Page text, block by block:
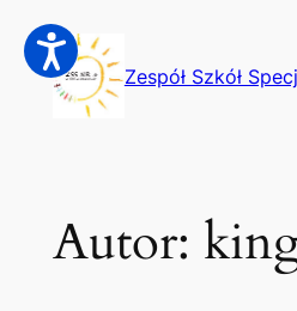
Przejdź
do
treści
Zespół Szkół
Autor: